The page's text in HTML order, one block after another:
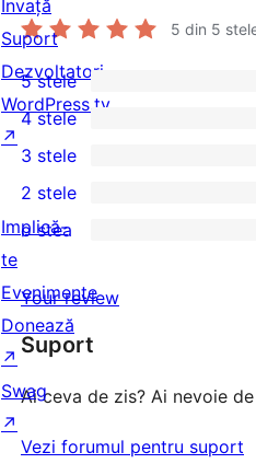
5 din 5
4
5
–
recenzii
(stele)
5 stele
4
–
recenzii
4 stele
0
3
–
(stele)
3 stele
2
recenzii
(stele)
2 stele
0
–
recenzii
o stea
Your review
Suport
Ai ceva de zis? Ai nevoie
Vezi forumul pentru suport
Învață
Suport
Dezvoltatori
WordPress.tv
↗
Implică-
te
Evenimente
Donează
↗
Swag
↗